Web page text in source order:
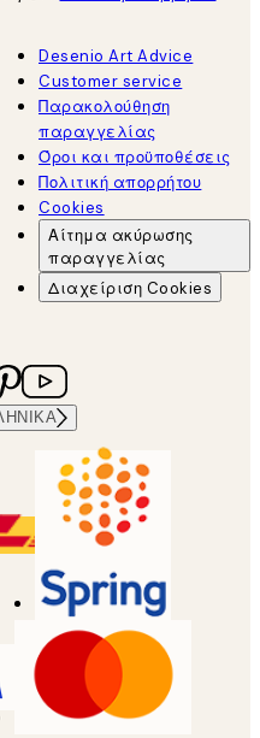
Desenio Art Advice
Customer service
Παρακολούθηση
παραγγελίας
Όροι και προϋποθέσεις
Πολιτική απορρήτου
Cookies
Αίτημα ακύρωσης
παραγγελίας
Διαχείριση Cookies